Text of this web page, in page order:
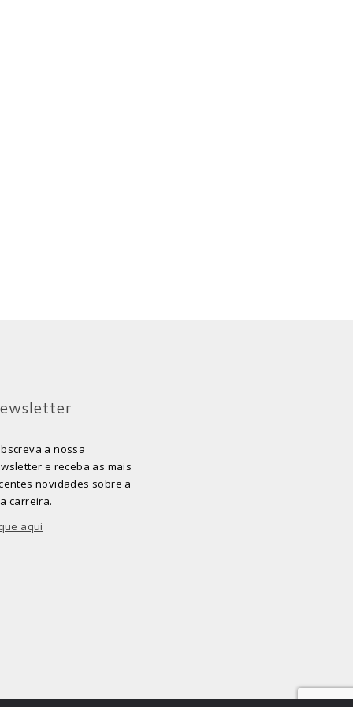
a nossa
e receba as mais
novidades sobre a
carreira.
aqui